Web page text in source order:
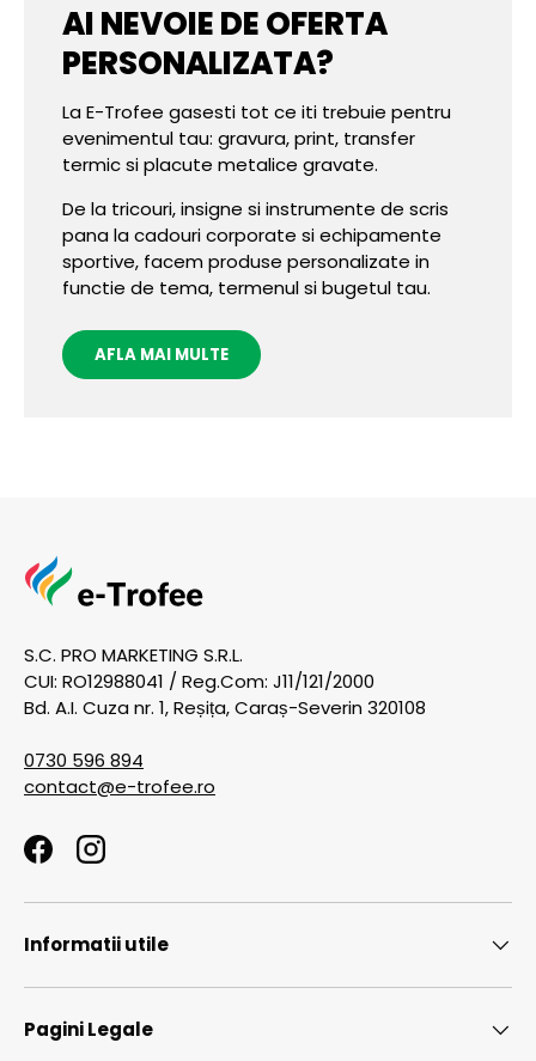
AI NEVOIE DE OFERTA
PERSONALIZATA?
La E-Trofee gasesti tot ce iti trebuie pentru
evenimentul tau: gravura, print, transfer
termic si placute metalice gravate.
De la tricouri, insigne si instrumente de scris
pana la cadouri corporate si echipamente
sportive, facem produse personalizate in
functie de tema, termenul si bugetul tau.
AFLA MAI MULTE
S.C. PRO MARKETING S.R.L.
CUI: RO12988041 / Reg.Com: J11/121/2000
Bd. A.I. Cuza nr. 1, Reșița, Caraș-Severin 320108
0730 596 894
contact@e-trofee.ro
FacebookInstagram
Informatii utile
Pagini Legale